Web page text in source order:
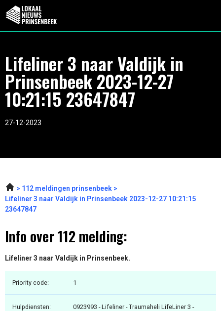
Lifeliner 3 naar Valdijk in
Prinsenbeek 2023-12-27
10:21:15 23647847
27-12-2023
112 meldingen prinsenbeek
Lifeliner 3 naar Valdijk in Prinsenbeek 2023-12-27 10:21:15
23647847
Info over 112 melding:
Lifeliner 3 naar Valdijk in Prinsenbeek.
Priority code: 1
Hulpdiensten:
0923993 - Lifeliner - Traumaheli LifeLiner 3 -